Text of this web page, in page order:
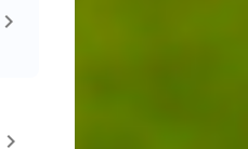
keyboard_arrow_right